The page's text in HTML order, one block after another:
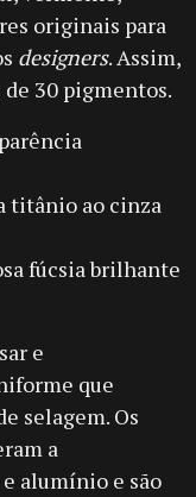
originais para
designers. Assim,
30 pigmentos.
titânio ao cinza
fúcsia brilhante
e
que
selagem. Os
a
alumínio e são